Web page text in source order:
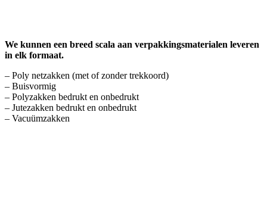
We kunnen een breed scala aan verpakkingsmaterialen leveren
in elk formaat.
– Poly netzakken (met of zonder trekkoord)
– Buisvormig
– Polyzakken bedrukt en onbedrukt
– Jutezakken bedrukt en onbedrukt
– Vacuümzakken